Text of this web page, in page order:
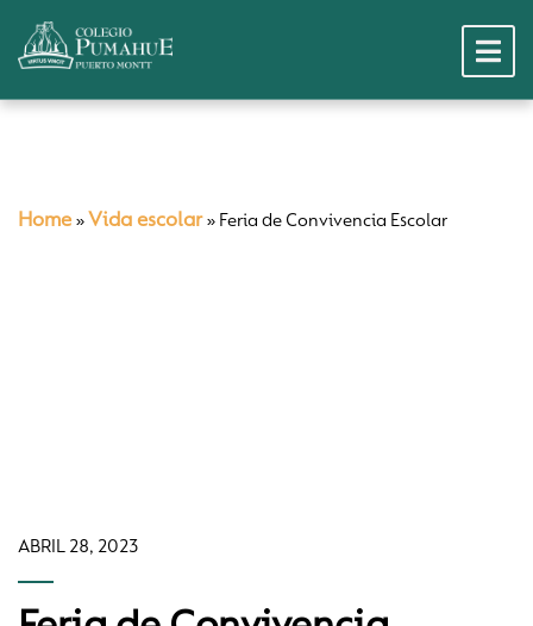
Home » Vida escolar» Feria de Convivencia Escolar
ABRIL 28, 2023